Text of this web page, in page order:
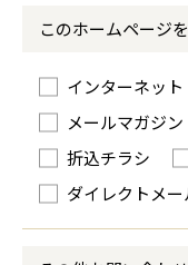
このホームページ
インターネット
メールマガジン
折込チラシ
ダイレクトメー